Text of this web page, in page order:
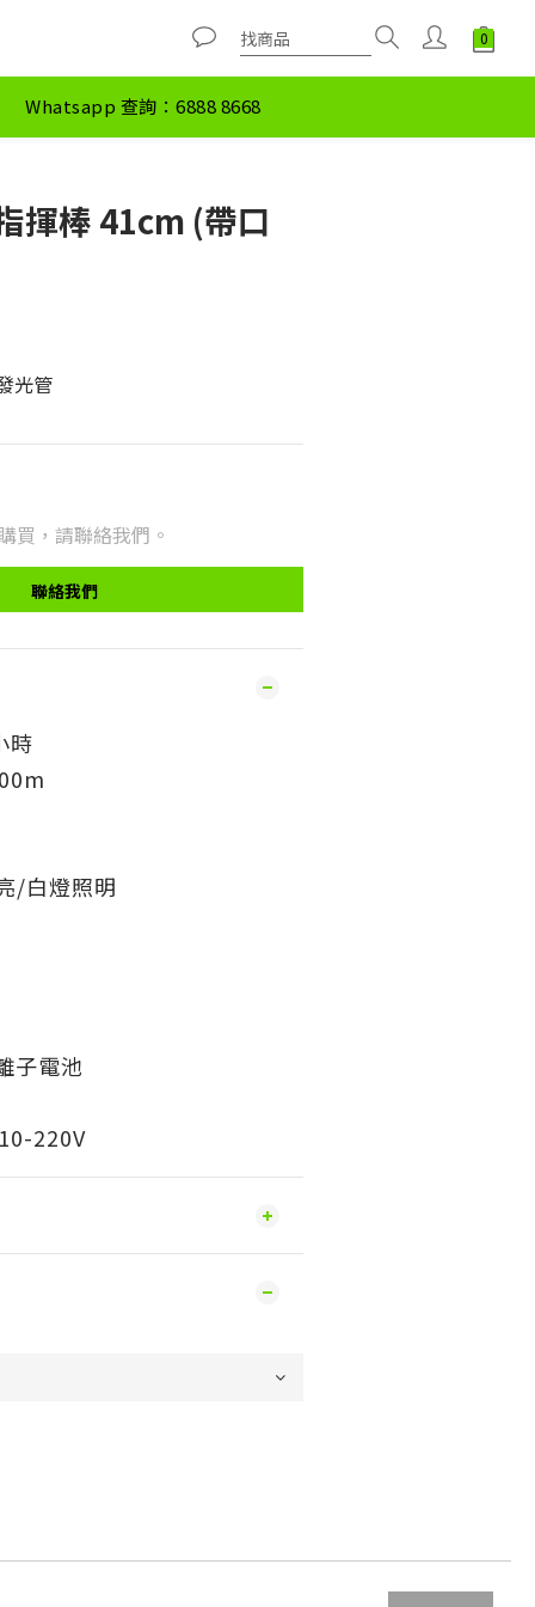
Whatsapp 查詢：6888 8668
揮棒 41cm (帶口
光管
買，請聯絡我們。
聯絡我們
時
/白燈照明
子電池
220V